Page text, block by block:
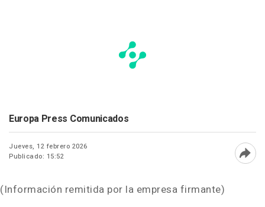
Europa Press Comunicados
Jueves, 12 febrero 2026
Publicado: 15:52
(Información remitida por la empresa firmante)